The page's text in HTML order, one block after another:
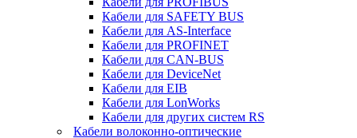
Кабели для SAFETY BUS
Кабели для AS-Interface
Кабели для PROFINET
Кабели для CAN-BUS
Кабели для DeviceNet
Кабели для EIB
Кабели для LonWorks
Кабели для других систем RS
Кабели волоконно-оптические